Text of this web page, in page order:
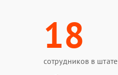
18
сотрудников в штате